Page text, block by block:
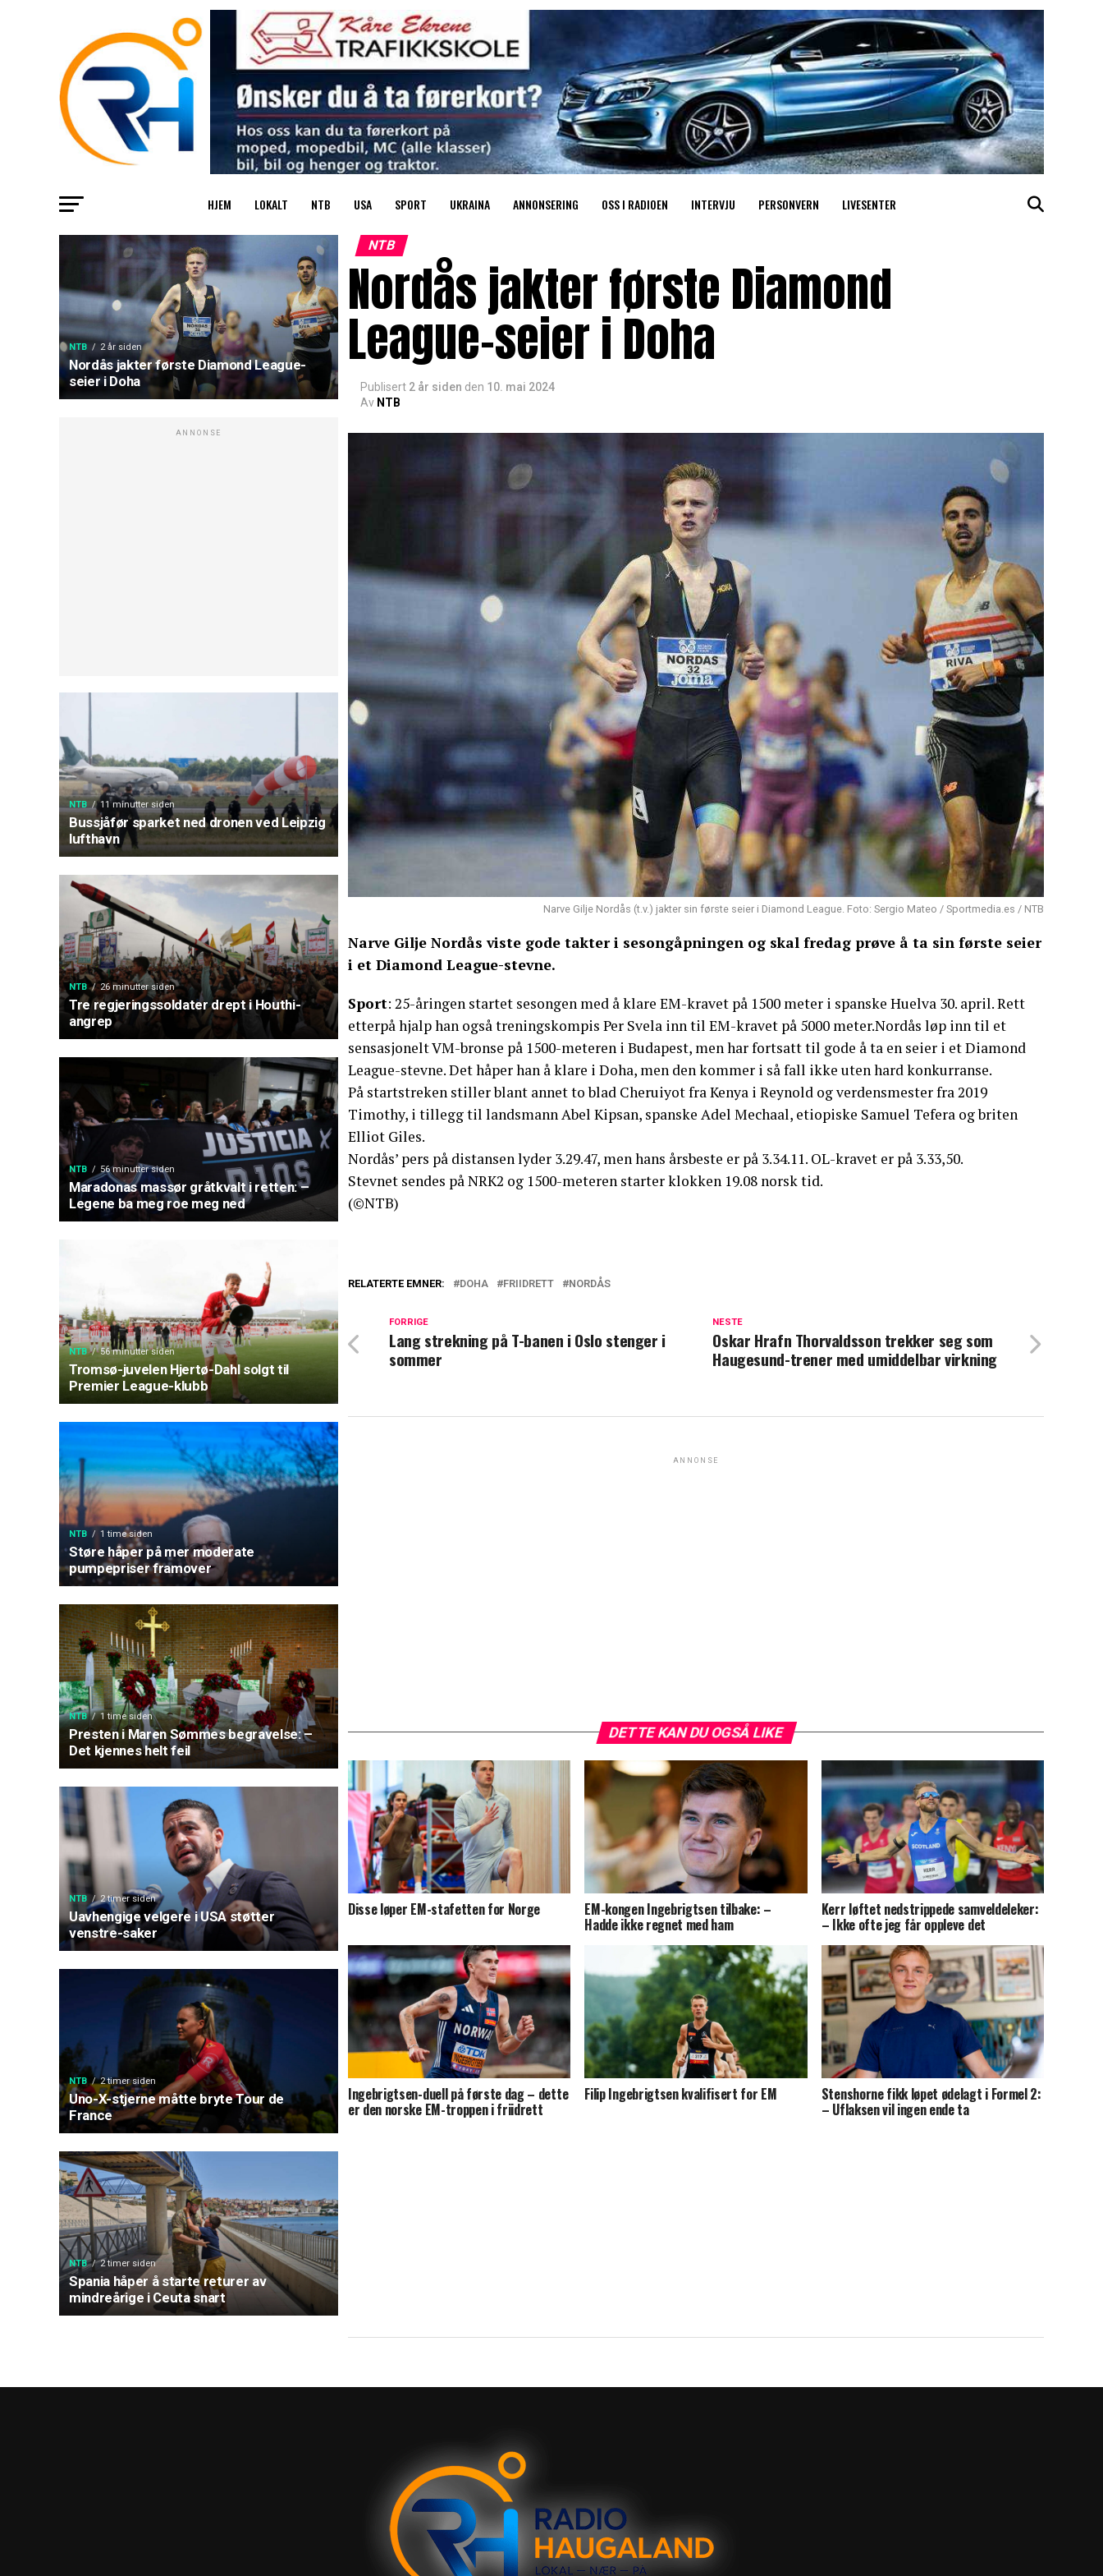
HJEM LOKALT NTB USA SPORT UKRAINA ANNONSERING OSS I RADIOEN INTERVJU PERSONVERN LIVESENTER
NTB 2 år siden
Nordås jakter første Diamond League-
seier i Doha
ANNONSE
NTB 11 minutter siden
Bussjåfør sparket ned dronen ved Leipzig
lufthavn
NTB 26 minutter siden
Tre regjeringssoldater drept i Houthi-
angrep
NTB 56 minutter siden
Maradonas massør gråtkvalt i retten: –
Legene ba meg roe meg ned
NTB 56 minutter siden
Tromsø-juvelen Hjertø-Dahl solgt til
Premier League-klubb
NTB 1 time siden
Støre håper på mer moderate
pumpepriser framover
NTB 1 time siden
Presten i Maren Sømmes begravelse: –
Det kjennes helt feil
NTB 2 timer siden
Uavhengige velgere i USA støtter
venstre-saker
NTB 2 timer siden
Uno-X-stjerne måtte bryte Tour de
France
NTB 2 timer siden
Spania håper å starte returer av
mindreårige i Ceuta snart
NTB
Nordås jakter første Diamond
League-seier i Doha
Publisert 2 år siden den 10. mai 2024
Av NTB
Narve Gilje Nordås (t.v.) jakter sin første seier i Diamond League. Foto: Sergio Mateo / Sportmedia.es / NTB
Narve Gilje Nordås viste gode takter i sesongåpningen og skal fredag prøve å ta sin første seier
i et Diamond League-stevne.
Sport: 25-åringen startet sesongen med å klare EM-kravet på 1500 meter i spanske Huelva 30. april. Rett
etterpå hjalp han også treningskompis Per Svela inn til EM-kravet på 5000 meter.Nordås løp inn til et
sensasjonelt VM-bronse på 1500-meteren i Budapest, men har fortsatt til gode å ta en seier i et Diamond
League-stevne. Det håper han å klare i Doha, men den kommer i så fall ikke uten hard konkurranse.
På startstreken stiller blant annet to blad Cheruiyot fra Kenya i Reynold og verdensmester fra 2019
Timothy, i tillegg til landsmann Abel Kipsan, spanske Adel Mechaal, etiopiske Samuel Tefera og briten
Elliot Giles.
Nordås’ pers på distansen lyder 3.29.47, men hans årsbeste er på 3.34.11. OL-kravet er på 3.33,50.
Stevnet sendes på NRK2 og 1500-meteren starter klokken 19.08 norsk tid.
(©NTB)
RELATERTE EMNER: DOHA FRIIDRETT NORDÅS
NESTE
Oskar Hrafn Thorvaldsson trekker seg som
Haugesund-trener med umiddelbar virkning
FORRIGE
Lang strekning på T-banen i Oslo stenger i
sommer
ANNONSE
DETTE KAN DU OGSÅ LIKE
Disse løper EM-stafetten for Norge EM-kongen Ingebrigtsen tilbake: –
Hadde ikke regnet med ham
Kerr løftet nedstrippede samveldeleker:
– Ikke ofte jeg får oppleve det
Ingebrigtsen-duell på første dag – dette
er den norske EM-troppen i friidrett
Filip Ingebrigtsen kvalifisert for EM Stenshorne fikk løpet ødelagt i Formel 2:
– Uflaksen vil ingen ende ta